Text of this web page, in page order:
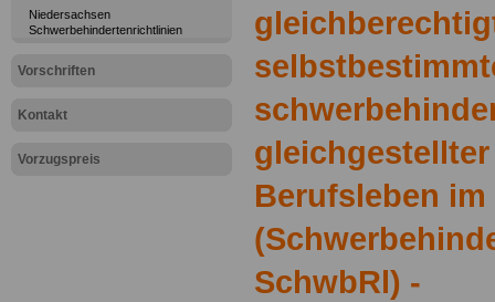
Niedersachsen
Schwerbehindertenrichtlinien
Vorschriften
Kontakt
Vorzugspreis
Berufsleben
SchwbRl) -